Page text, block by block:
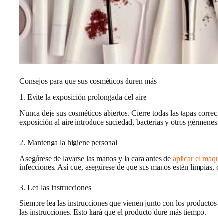
Consejos para que sus cosméticos duren más
1. Evite la exposición prolongada del aire
Nunca deje sus cosméticos abiertos. Cierre todas las tapas
exposición al aire introduce suciedad, bacterias y otros
2. Mantenga la higiene personal
Asegúrese de lavarse las manos y la cara antes de aplicar el
infecciones. Así que, asegúrese de que sus manos estén limpias,
3. Lea las instrucciones
Siempre lea las instrucciones que vienen junto con los
las instrucciones. Esto hará que el producto dure más tiempo.